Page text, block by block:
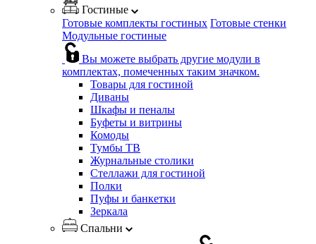
Гостиные
Готовые комплекты гостиных Готовые стенки
Модульные гостиные
Вы можете выбрать другие модули в
комплектах, помеченных таким значком.
Товары для гостиной
Диваны
Шкафы и пеналы
Буфеты и витрины
Комоды
Тумбы ТВ
Журнальные столики
Стеллажи для гостиной
Полки
Пуфы и банкетки
Зеркала
Спальни